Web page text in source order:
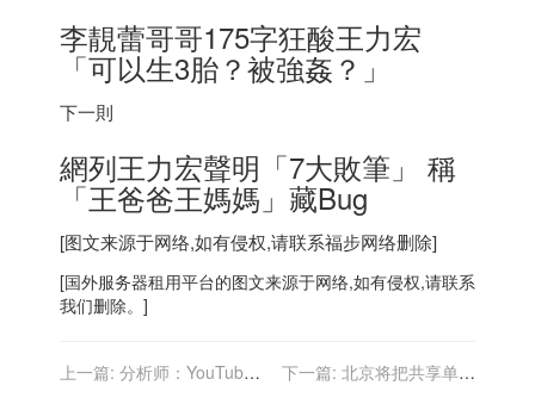
李靚蕾哥哥175字狂酸王力宏
「可以生3胎？被強姦？」
下一則
網列王力宏聲明「7大敗筆」 稱
「王爸爸王媽媽」藏Bug
[图文来源于网络,如有侵权,请联系福步网络删除]
[国外服务器租用平台的图文来源于网络,如有侵权,请联系
我们删除。]
上一篇: 分析师：YouTube
下一篇: 北京将把共享单车